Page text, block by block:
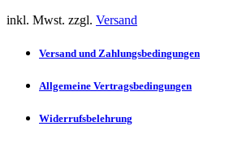
inkl. Mwst. zzgl. Versand
Versand und Zahlungsbedingungen
Allgemeine Vertragsbedingungen
Widerrufsbelehrung